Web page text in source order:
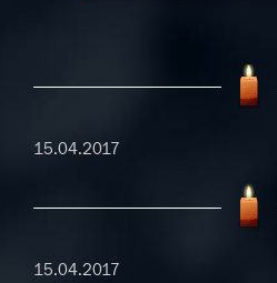
15.04.2017
15.04.2017